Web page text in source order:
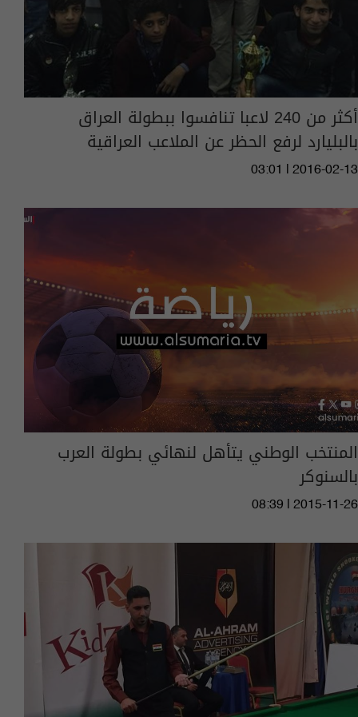
أكثر من 240 لاعبا تنافسوا ببطولة العراق
بالبليارد لرفع الحظر عن الملاعب العراقية
03:01 | 2016-02-13
المنتخب الوطني يتأهل لنهائي بطولة العرب
بالسنوكر
08:39 | 2015-11-26